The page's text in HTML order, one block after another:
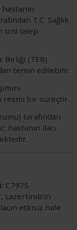
T.C. Sağlık
izni talep
Birliği (TEB)
temin edilebilir.
resmi bir süreçtir.
tarafından
hastanın ilacı
C797S
Lazertinib’in
etkisiz hale